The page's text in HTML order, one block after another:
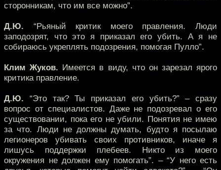
сторонникам, что им все можно”.
Д.Ю. “Рьяный критик моего правления. Люди
заподозрят, что это я приказал его убить. А я не
собираюсь укреплять подозрения, помогая Пулло”.
Клим Жуков. Имеется в виду, что он зарезал ярого
критика правление.
Д.Ю. “Это так? Ты приказал его убить?” – сразу
вопрос от специалистов. Даже не подозревал о его
существовании, пока его не убили. Понятия не имею
за что. Люди не должны думать, будто я посылаю
легионеров убивать своих противников, иначе я
лишусь поддержки плебеев. Никто из моего
окружения не должен ему помогать”. – “У него есть